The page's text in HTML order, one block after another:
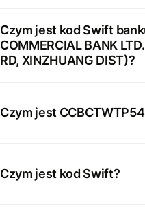
Czym jest kod Swift
COMMERCIAL BANK
RD, XINZHUANG DIST)?
Czym jest
Czym jest kod Swift?